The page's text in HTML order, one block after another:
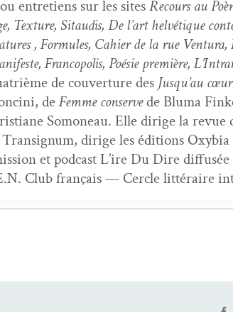
entre­tiens sur les sitesRecours au
Tex­ture, Sitaud­is, De l’art helvé­tique
, For­mules, Cahi­er de la rue
Fran­copo­lis, Poésie pre­mière,
de cou­ver­ture des Jusqu’au cœur
deFemme con­servede Bluma
Somoneau. Elle dirige la revue
dirige les édi­tions Oxy­bia
et pod­cast L’ire Du Dire
Club français — Cer­cle lit­téraire